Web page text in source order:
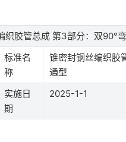
胶管总成 第3部分：双90°
标准名
称
锥密封钢丝编织胶
通型
实施日
期
2025-1-1